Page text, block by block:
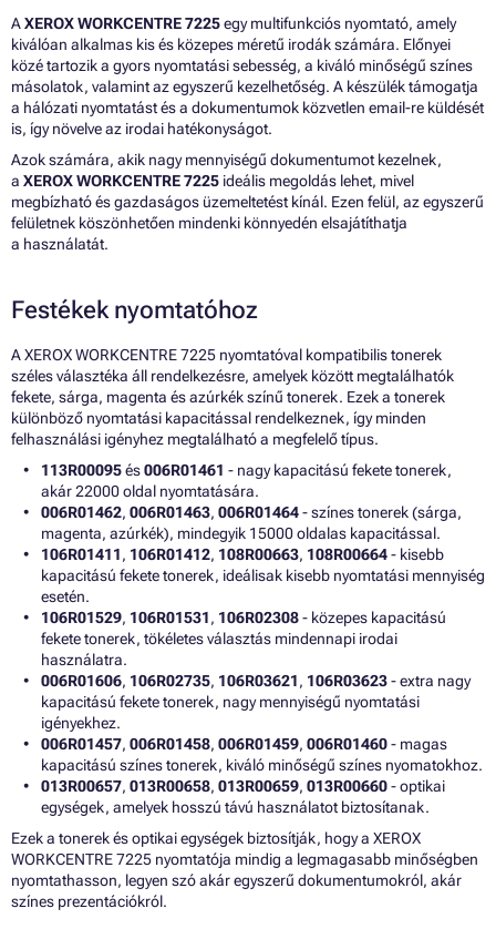
AXEROX WORKCENTRE 7225egy multifunkciós nyomtató, amely
kiválóan alkalmas kis és közepes méretű irodák számára. Előnyei
közé tartozik a gyors nyomtatási sebesség, a kiváló minőségű színes
másolatok, valamint az egyszerű kezelhetőség. A készülék támogatja
a hálózati nyomtatást és a dokumentumok közvetlen email-re küldését
is, így növelve az irodai hatékonyságot.
Azok számára, akik nagy mennyiségű dokumentumot kezelnek,
a XEROX WORKCENTRE 7225 ideális megoldás lehet, mivel
megbízható és gazdaságos üzemeltetést kínál. Ezen felül, az egyszerű
felületnek köszönhetően mindenki könnyedén elsajátíthatja
a használatát.
Festékek nyomtatóhoz
A XEROX WORKCENTRE 7225 nyomtatóval kompatibilis tonerek
széles választéka áll rendelkezésre, amelyek között megtalálhatók
fekete, sárga, magenta és azúrkék színű tonerek. Ezek a tonerek
különböző nyomtatási kapacitással rendelkeznek, így minden
felhasználási igényhez megtalálható a megfelelő típus.
113R00095és006R01461 - nagy kapacitású fekete tonerek,
akár 22000 oldal nyomtatására.
006R01462, 006R01463, 006R01464- színes tonerek (sárga,
magenta, azúrkék), mindegyik 15000 oldalas kapacitással.
106R01411, 106R01412, 108R00663, 108R00664- kisebb
kapacitású fekete tonerek, ideálisak kisebb nyomtatási mennyiség
esetén.
106R01529, 106R01531, 106R02308- közepes kapacitású
fekete tonerek, tökéletes választás mindennapi irodai
használatra.
006R01606, 106R02735, 106R03621, 106R03623- extra nagy
kapacitású fekete tonerek, nagy mennyiségű nyomtatási
igényekhez.
006R01457, 006R01458, 006R01459, 006R01460- magas
kapacitású színes tonerek, kiváló minőségű színes nyomatokhoz.
013R00657, 013R00658, 013R00659, 013R00660- optikai
egységek, amelyek hosszú távú használatot biztosítanak.
Ezek a tonerek és optikai egységek biztosítják, hogy a XEROX
WORKCENTRE 7225 nyomtatója mindig a legmagasabb minőségben
nyomtathasson, legyen szó akár egyszerű dokumentumokról, akár
színes prezentációkról.